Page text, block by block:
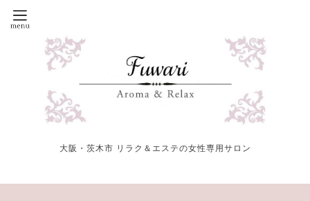
大阪・茨木市 リラク＆エステの女性専用サロン